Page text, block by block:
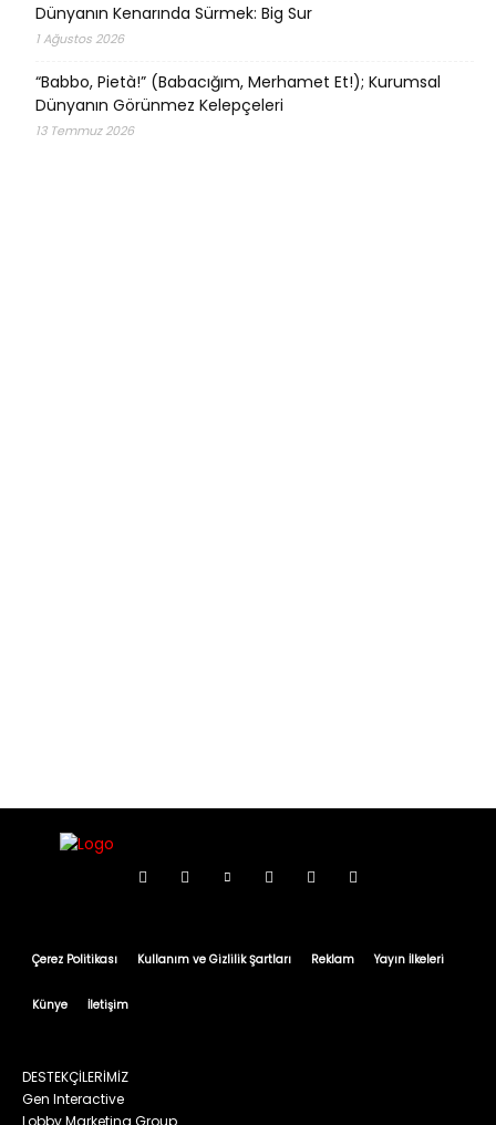
Dünyanın Kenarında Sürmek: Big Sur
1 Ağustos 2026
“Babbo, Pietà!” (Babacığım, Merhamet Et!); Kurumsal
Dünyanın Görünmez Kelepçeleri
13 Temmuz 2026
Çerez Politikası Kullanım ve Gizlilik Şartları Reklam Yayın İlkeleri
Künye İletişim
DESTEKÇİLERİMİZ
Gen Interactive
Lobby Marketing Group